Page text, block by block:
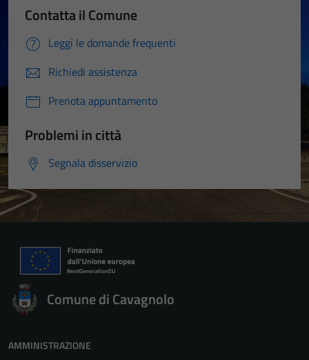
Contatta il Comune
Leggi le domande frequenti
Richiedi assistenza
Prenota appuntamento
Problemi in città
Segnala disservizio
Comune di Cavagnolo
AMMINISTRAZIONE